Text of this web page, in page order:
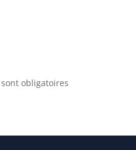
obligatoires